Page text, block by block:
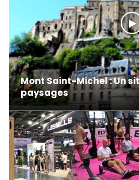
Mont Saint-Michel : Un
paysages